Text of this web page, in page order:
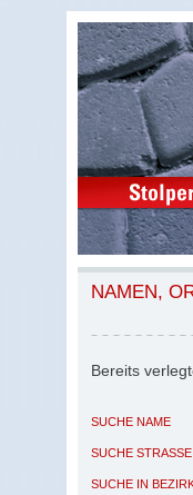
NAMEN,
Bereits
SUCHE NAME
SUCHE STRASSE
SUCHE IN